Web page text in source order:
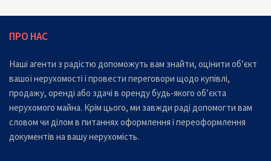
ПРО НАС
Наші агенти з радістю допоможуть вам знайти, оцінити об’єкт
вашої нерухомості і провести переговори щодо купівлі,
продажу, оренді або здачі в оренду будь-якого об’єкта
нерухомого майна. Крім цього, ми завжди раді допомогти вам
словом чи ділом в питаннях оформлення і переоформлення
документів на вашу нерухомість.